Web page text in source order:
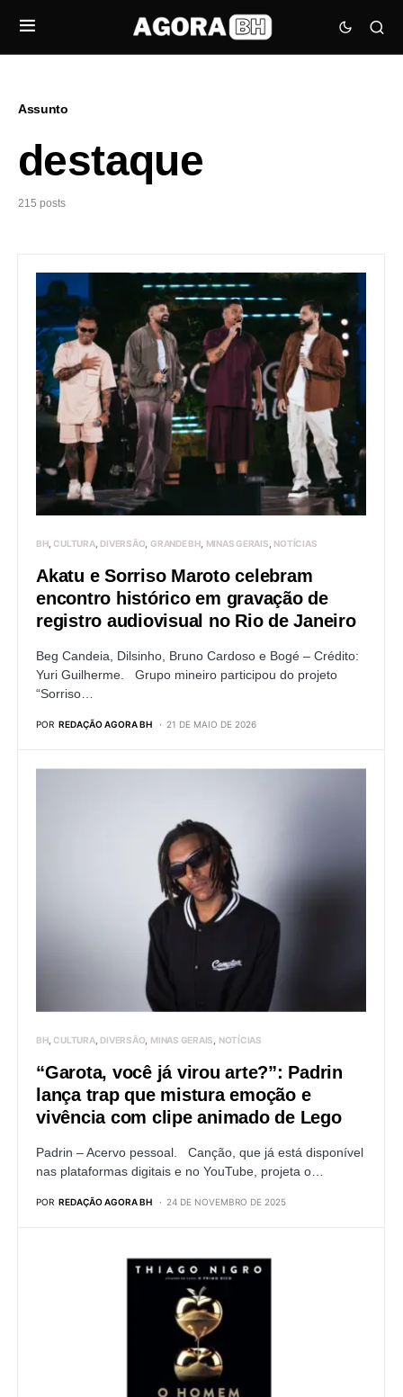
Assunto
destaque
215 posts
BH CULTURA DIVERSÃO GRANDE BH MINAS GERAIS NOTÍCIAS
Akatu e Sorriso Maroto celebram
encontro histórico em gravação de
registro audiovisual no Rio de Janeiro
Beg Candeia, Dilsinho, Bruno Cardoso e Bogé – Crédito:
Yuri Guilherme. Grupo mineiro participou do projeto
“Sorriso…
POR REDAÇÃO AGORA BH 21 DE MAIO DE 2026
BH CULTURA DIVERSÃO MINAS GERAIS NOTÍCIAS
“Garota, você já virou arte?”: Padrin
lança trap que mistura emoção e
vivência com clipe animado de Lego
Padrin – Acervo pessoal. Canção, que já está disponível
nas plataformas digitais e no YouTube, projeta o…
POR REDAÇÃO AGORA BH 24 DE NOVEMBRO DE 2025